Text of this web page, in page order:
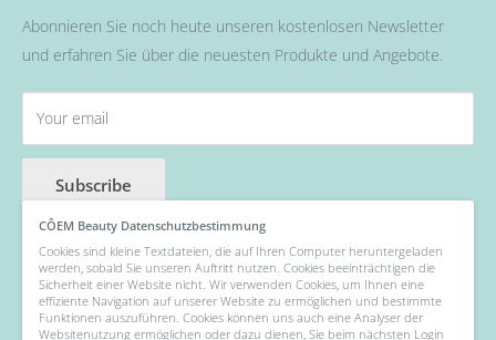
Pinsel
Nail Art
Wellness Pflege, Hand & Body Lotions
Zubehör & Hilfsmittel
Angebot der Woche
Abonnieren Sie noch heute unseren kostenlosen Newsletter
und erfahren Sie über die neuesten Produkte und Angebote.
Your email
Subscribe
Follow Us
CÔEM Beauty Datenschutzbestimmung
Cookies sind kleine Textdateien, die auf Ihren Computer heruntergeladen
werden, sobald Sie unseren Auftritt nutzen. Cookies beeinträchtigen die
Sicherheit einer Website nicht. Wir verwenden Cookies, um Ihnen eine
effiziente Navigation auf unserer Website zu ermöglichen und bestimmte
Funktionen auszuführen. Cookies können uns auch eine Analyser der
Websitenutzung ermöglichen oder dazu dienen, Sie beim nächsten Login